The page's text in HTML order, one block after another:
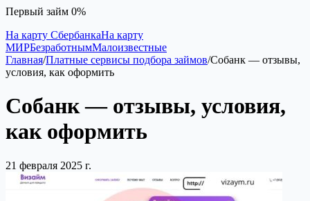
Первый займ 0%
На карту СбербанкаНа карту
МИРБезработнымМалоизвестные
Главная/Платные сервисы подбора займов/Собанк — отзывы,
условия, как оформить
Собанк — отзывы, условия,
как оформить
21 февраля 2025 г.